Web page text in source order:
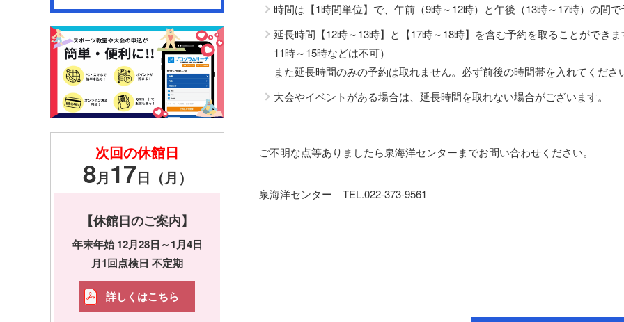
時間は【1時間単位】で、午前（9時～12時）と午後（13時～17時）の間
延長時間【12時～13時】と【17時～18時】を含む予約を取ることができ
11時～15時などは不可）
また延長時間のみの予約は取れません。必ず前後の時間帯を入れてくださ
大会やイベントがある場合は、延長時間を取れない場合がございます。
ご不明な点等ありましたら泉海洋センターまでお問い合わせください。
泉海洋センター TEL.022-373-9561
次回の休館日
8月17日（月）
【休館日のご案内】
年末年始 12月28日～1月4日
月1回点検日 不定期
詳しくはこちら